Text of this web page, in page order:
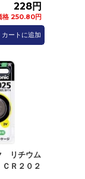
228円
格 250.80円
カートに追加
リチウム
Ｒ２０２